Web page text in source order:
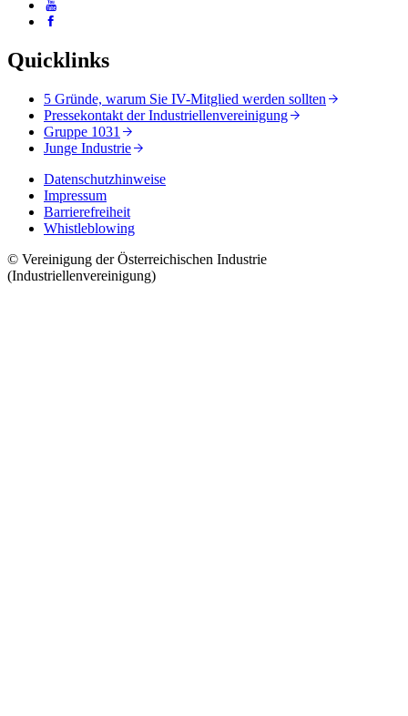
Quicklinks
5 Gründe, warum Sie IV-Mitglied werden sollten
Pressekontakt der Industriellenvereinigung
Gruppe 1031
Junge Industrie
Datenschutzhinweise
Impressum
Barrierefreiheit
Whistleblowing
© Vereinigung der Österreichischen Industrie
(Industriellenvereinigung)